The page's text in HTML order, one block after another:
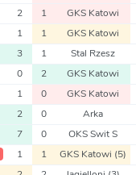
2 1 GKS Katowi
1 1 GKS Katowi
3 1 Stal Rzesz
0 2 GKS Katowi
1 0 GKS Katowi
2 0 Arka
7 0 OKS Swit S
1 1 GKS Katowi (5)